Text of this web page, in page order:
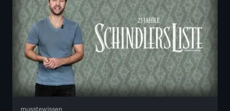
musstewissen